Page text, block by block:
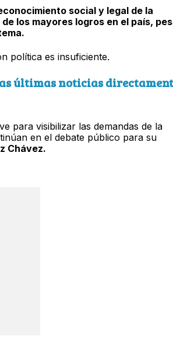
social y legal de la
los mayores logros en el país,
política es insuficiente.
últimas noticias
para visibilizar las demandas de la
en el debate público para su
Chávez.